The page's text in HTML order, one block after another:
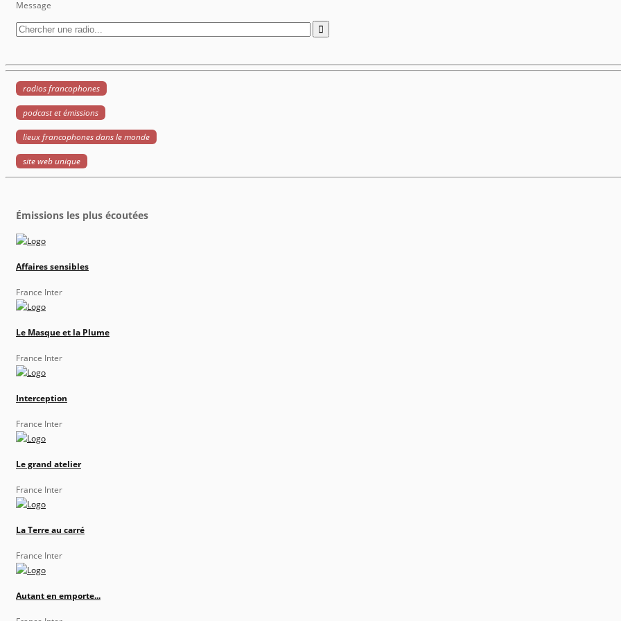
Message
radios francophones
podcast et émissions
lieux francophones dans le monde
site web unique
Émissions les plus écoutées
Affaires sensibles
France Inter
Le Masque et la Plume
France Inter
Interception
France Inter
Le grand atelier
France Inter
La Terre au carré
France Inter
Autant en emporte...